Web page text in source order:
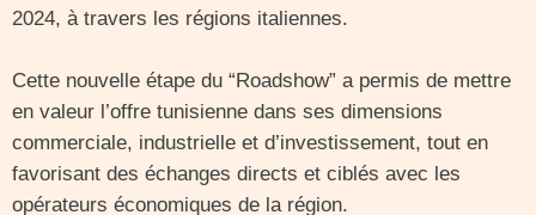
2024, à travers les régions italiennes.
Cette nouvelle étape du “Roadshow” a permis de mettre
en valeur l’offre tunisienne dans ses dimensions
commerciale, industrielle et d’investissement, tout en
favorisant des échanges directs et ciblés avec les
opérateurs économiques de la région.